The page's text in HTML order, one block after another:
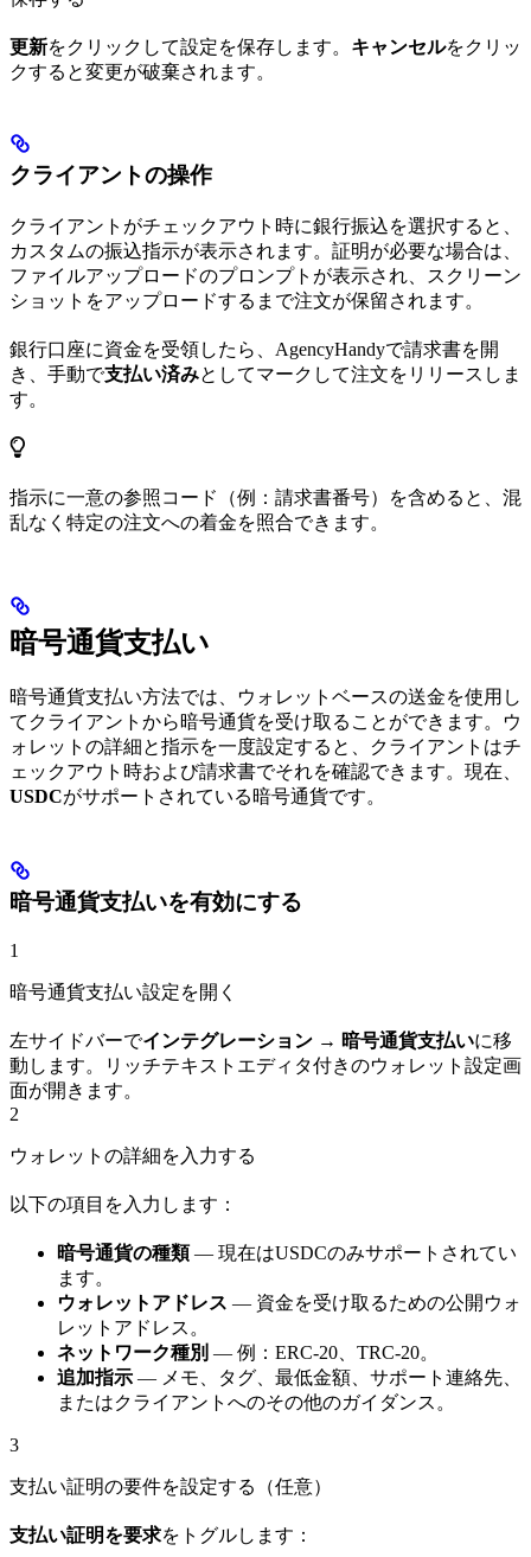
更新をクリックして設定を保存します。 キャンセルをクリッ
クすると変更が破棄されます。
クライアントの操作
クライアントがチェックアウト時に銀行振込を選択すると、
カスタムの振込指示が表示されます。証明が必要な場合は、
ファイルアップロードのプロンプトが表示され、スクリーン
ショットをアップロードするまで注文が保留されます。
銀行口座に資金を受領したら、AgencyHandyで請求書を開
き、手動で支払い済みとしてマークして注文をリリースしま
す。
指示に一意の参照コード（例：請求書番号）を含めると、混
乱なく特定の注文への着金を照合できます。
暗号通貨支払い
暗号通貨支払い方法では、ウォレットベースの送金を使用し
てクライアントから暗号通貨を受け取ることができます。ウ
ォレットの詳細と指示を一度設定すると、クライアントはチ
ェックアウト時および請求書でそれを確認できます。現在、
USDCがサポートされている暗号通貨です。
暗号通貨支払いを有効にする
1
暗号通貨支払い設定を開く
左サイドバーでインテグレーション → 暗号通貨支払いに移
動します。リッチテキストエディタ付きのウォレット設定画
面が開きます。
2
ウォレットの詳細を入力する
以下の項目を入力します：
暗号通貨の種類— 現在はUSDCのみサポートされてい
ます。
ウォレットアドレス — 資金を受け取るための公開ウォ
レットアドレス。
ネットワーク種別 — 例：ERC-20、TRC-20。
追加指示 — メモ、タグ、最低金額、サポート連絡先、
またはクライアントへのその他のガイダンス。
3
支払い証明の要件を設定する（任意）
支払い証明を要求をトグルします：